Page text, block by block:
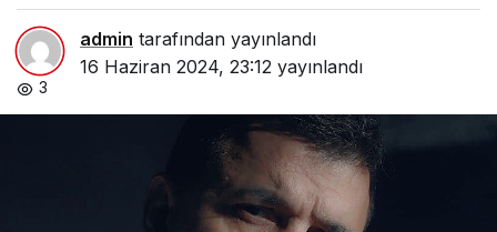
admin tarafından yayınlandı
16 Haziran 2024, 23:12 yayınlandı
3